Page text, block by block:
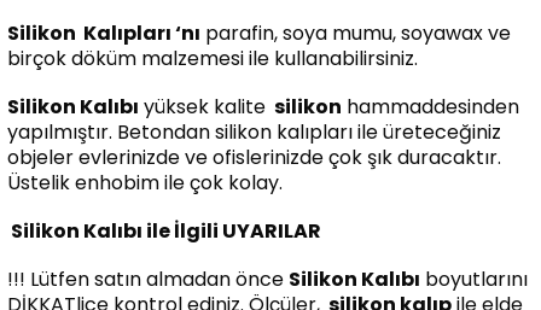
Silikon Kalıpları ‘nı parafin, soya mumu, soyawax ve
birçok döküm malzemesi ile kullanabilirsiniz.
Silikon Kalıbı yüksek kalite silikon hammaddesinden
yapılmıştır. Betondan silikon kalıpları ile üreteceğiniz
objeler evlerinizde ve ofislerinizde çok şık duracaktır.
Üstelik enhobim ile çok kolay.
Silikon Kalıbı ile İlgili UYARILAR
!!! Lütfen satın almadan önce Silikon Kalıbı boyutlarını